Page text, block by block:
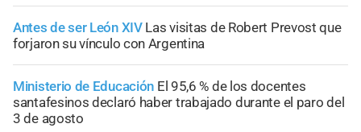
Antes de ser León XIV Las visitas de Robert Prevost que
forjaron su vínculo con Argentina
Ministerio de Educación El 95,6 % de los docentes
santafesinos declaró haber trabajado durante el paro del
3 de agosto